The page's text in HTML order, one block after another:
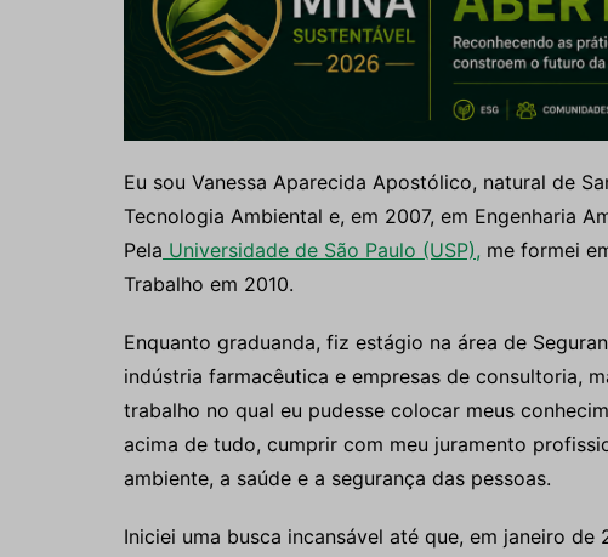
Eu sou Vanessa Aparecida Apostólico, natural de
Tecnologia Ambiental e, em 2007, em Engenharia
Pela Universidade de São Paulo (USP), me formei
Trabalho em 2010.
Enquanto graduanda, fiz estágio na área de
indústria farmacêutica e empresas de consultoria,
trabalho no qual eu pudesse colocar meus
acima de tudo, cumprir com meu juramento
ambiente, a saúde e a segurança das pessoas.
Iniciei uma busca incansável até que, em janeiro de